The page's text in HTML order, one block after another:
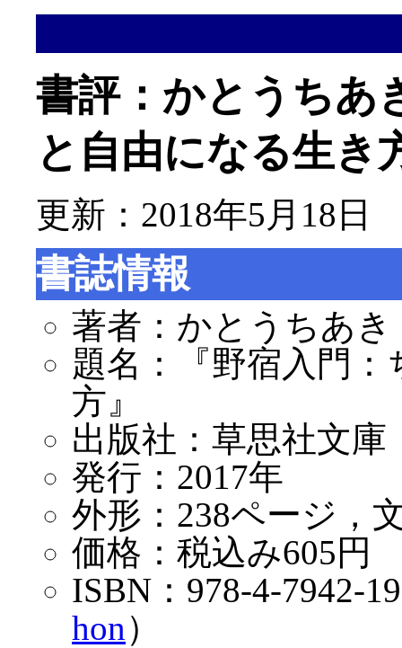
書評：かとうちあ
と自由になる生き
更新：2018年5月18日
書誌情報
著者：かとうちあき
題名：『野宿入門
方』
出版社：草思社文庫
発行：2017年
外形：238ページ，
価格：税込み605円
ISBN：978-4-7942-
hon）